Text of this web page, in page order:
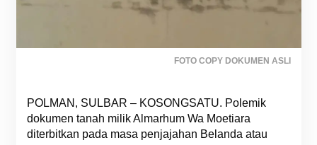
FOTO COPY DOKUMEN ASLI
POLMAN, SULBAR – KOSONGSATU. Polemik
dokumen tanah milik Almarhum Wa Moetiara
diterbitkan pada masa penjajahan Belanda atau